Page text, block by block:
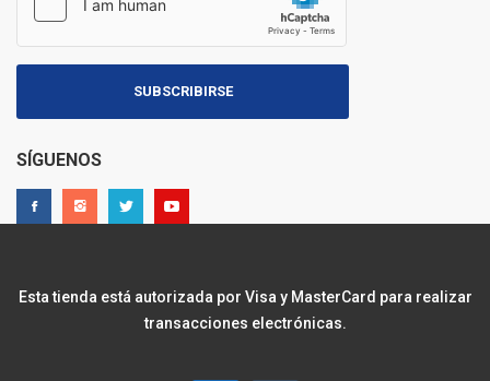
SUBSCRIBIRSE
SÍGUENOS
Esta tienda está autorizada por Visa y MasterCard para realizar
transacciones electrónicas.